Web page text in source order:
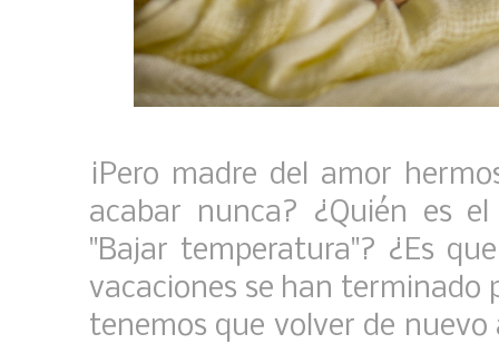
¡Pero madre del amor
acabar nunca? ¿Quién es
"Bajar temperatura"? ¿Es
vacaciones se han terminado
tenemos que volver de